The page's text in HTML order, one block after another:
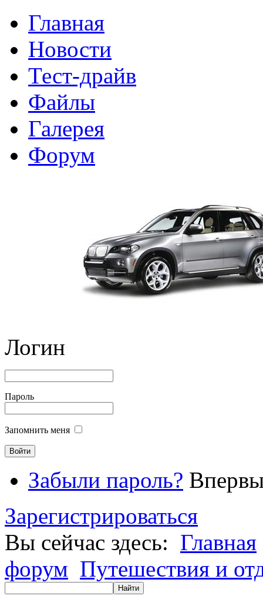
Главная
Новости
Тест-драйв
Файлы
Галерея
Форум
Логин
Пароль
Запомнить меня
Забыли пароль?
Зарегистрироваться
Вы сейчас здесь: Главная
форум Путешествия и